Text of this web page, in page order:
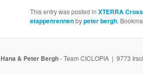
This entry was posted in XTERRA
etappenrennenbypeter bergh.
Hana & Peter Bergh- Team CICLOPIA | 9773